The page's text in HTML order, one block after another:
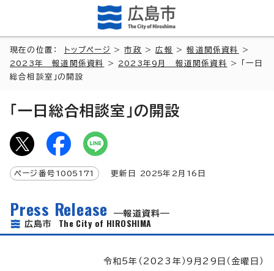
現在の位置： トップページ >市政 >広報 >報道関係資料
>
2023年 報道関係資料
> 2023年9月 報道関係資料
> 「一日
総合相談室」の開設
「一日総合相談室」の開設
ページ番号 1005171 更新日 2025年2月 16 日
Press Release
報道資料
広島市 The City of HIROSHIMA
令和5年（2023年）9月29日（金曜日）